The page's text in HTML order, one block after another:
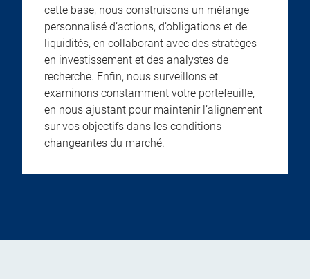
cette base, nous construisons un mélange
personnalisé d’actions, d’obligations et de
liquidités, en collaborant avec des stratèges
en investissement et des analystes de
recherche. Enfin, nous surveillons et
examinons constamment votre portefeuille,
en nous ajustant pour maintenir l’alignement
sur vos objectifs dans les conditions
changeantes du marché.